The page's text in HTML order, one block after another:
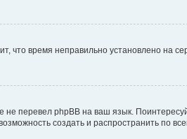
что время неправильно установлено на
перевел phpBB на ваш язык.
создать и распространить по